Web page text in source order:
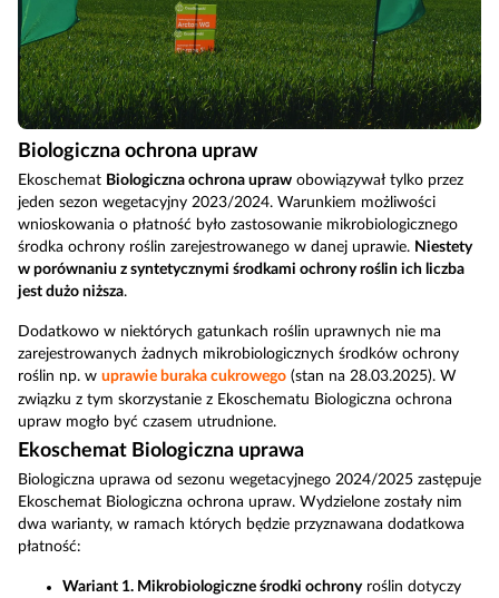
Biologiczna ochrona upraw
Ekoschemat Biologiczna ochrona upraw obowiązywał tylko przez
jeden sezon wegetacyjny 2023/2024. Warunkiem możliwości
wnioskowania o płatność było zastosowanie mikrobiologicznego
środka ochrony roślin zarejestrowanego w danej uprawie. Niestety
w porównaniu z syntetycznymi środkami ochrony roślin ich liczba
jest dużo niższa.
Dodatkowo w niektórych gatunkach roślin uprawnych nie ma
zarejestrowanych żadnych mikrobiologicznych środków ochrony
roślin np. w uprawie buraka cukrowego (stan na 28.03.2025). W
związku z tym skorzystanie z Ekoschematu Biologiczna ochrona
upraw mogło być czasem utrudnione.
Ekoschemat Biologiczna uprawa
Biologiczna uprawa od sezonu wegetacyjnego 2024/2025 zastępuje
Ekoschemat Biologiczna ochrona upraw. Wydzielone zostały nim
dwa warianty, w ramach których będzie przyznawana dodatkowa
płatność:
Wariant 1. Mikrobiologiczne środki ochronyroślin dotyczy